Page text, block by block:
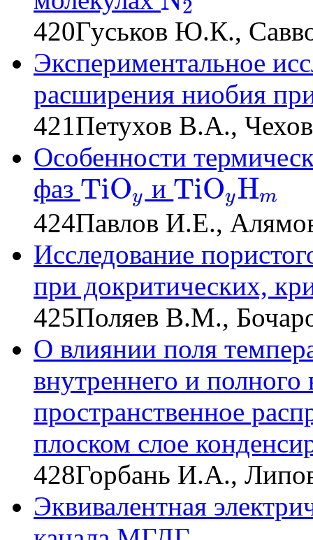
2
N 2
420Гуськов Ю.К.,
Экспериментальное
расширения ниобия
421Петухов В.А.,
Особенности
фаз TiOy
Ti O y и TiOyHm
Ti O yHm
424Павлов И.Е.,
Исследование
при докритических,
425Поляев В.М.,
О влиянии поля
внутреннего и
пространственное
плоском слое
428Горбань И.А.,
Эквивалентная